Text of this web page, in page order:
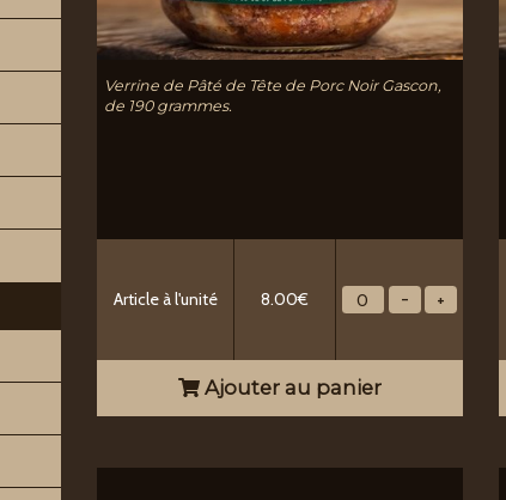
Verrine de Pâté de Tête de Porc Noir Gascon,
de 190 grammes.
Article à l'unité 8.00€
Ajouter au panier